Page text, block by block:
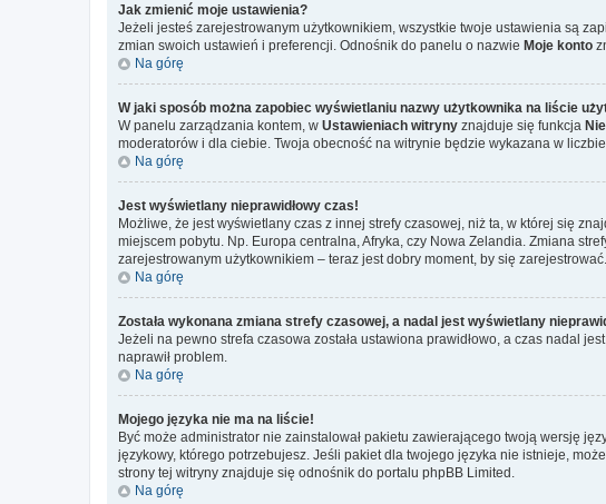
Jak zmienić moje ustawienia?
Jeżeli jesteś zarejestrowanym użytkownikiem, wszystkie twoje ustawienia są
zmian swoich ustawień i preferencji. Odnośnik do panelu o nazwie Moje konto
Na górę
W jaki sposób można zapobiec wyświetlaniu nazwy użytkownika na liście
W panelu zarządzania kontem, w Ustawieniach witryny znajduje się funkcja
moderatorów i dla ciebie. Twoja obecność na witrynie będzie wykazana w
Na górę
Jest wyświetlany nieprawidłowy czas!
Możliwe, że jest wyświetlany czas z innej strefy czasowej, niż ta, w której się
miejscem pobytu. Np. Europa centralna, Afryka, czy Nowa Zelandia. Zmiana
zarejestrowanym użytkownikiem – teraz jest dobry moment, by się zarejestrować.
Na górę
Została wykonana zmiana strefy czasowej, a nadal jest wyświetlany
Jeżeli na pewno strefa czasowa została ustawiona prawidłowo, a czas nadal
naprawił problem.
Na górę
Mojego języka nie ma na liście!
Być może administrator nie zainstalował pakietu zawierającego twoją wersję
językowy, którego potrzebujesz. Jeśli pakiet dla twojego języka nie istnieje,
strony tej witryny znajduje się odnośnik do portalu phpBB Limited.
Na górę